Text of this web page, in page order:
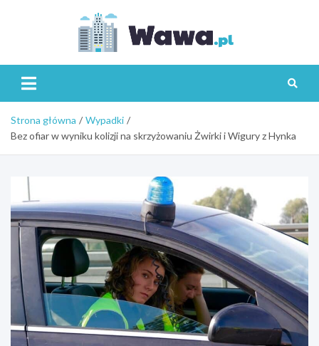
Strona główna
Wypadki
Bez ofiar w wyniku kolizji na skrzyżowaniu Żwirki i Wigury z Hynka